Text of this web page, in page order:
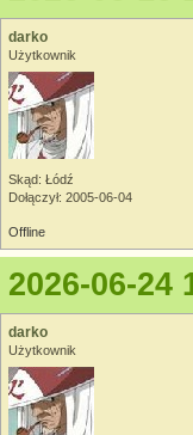
darko
Użytkownik
Skąd: Łódź
Dołączył: 2005-06-04
Offline
2026-06-24
darko
Użytkownik